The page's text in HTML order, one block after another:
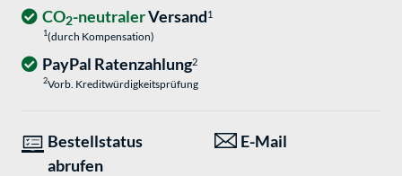
CO2-neutralerVersand1
1(durch Kompensation)
PayPal Ratenzahlung2
2Vorb. Kreditwürdigkeitsprüfung
Bestellstatus
abrufen
E-Mail